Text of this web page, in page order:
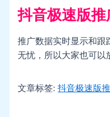
抖音极速版推
推广数据实时显示和跟
无忧，所以大家也可以
文章标签:抖音极速版